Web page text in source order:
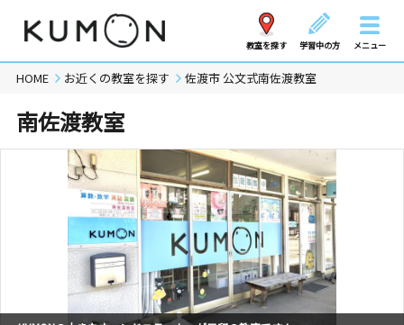
教室を探す 学習中の方 メニュー
HOME お近くの教室を探す 佐渡市 公文式南佐渡教室
南佐渡教室